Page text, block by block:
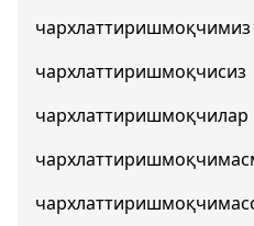
чархлаттиришмоқчимиз
чархлаттиришмоқчисиз
чархлаттиришмоқчилар